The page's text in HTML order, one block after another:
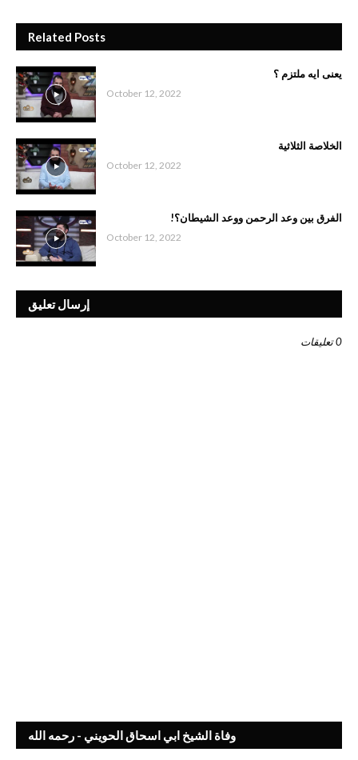
Related Posts
يعنى ايه ملتزم ؟
October 12, 2022
الخلاصة الثلاثية
October 12, 2022
الفرق بين وعد الرحمن ووعد الشيطان؟!
October 12, 2022
إرسال تعليق
0 تعليقات
وفاة الشيخ ابي اسحاق الحويني - رحمه الله